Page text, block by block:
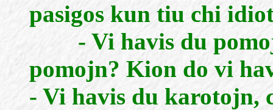
pasigos kun tiu chi
- Vi havis du
pomojn? Kion do vi
- Vi havis du karotojn,